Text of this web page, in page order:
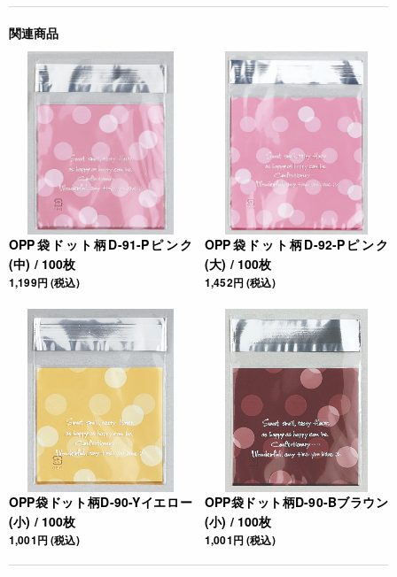
関連商品
OPP袋ドット柄D-91-Pピンク
(中) / 100枚
1,199円 (税込)
OPP袋ドット柄D-92-Pピンク
(大) / 100枚
1,452円 (税込)
OPP袋ドット柄D-90-Yイエロー
(小) / 100枚
1,001円 (税込)
OPP袋ドット柄D-90-Bブラウン
(小) / 100枚
1,001円 (税込)